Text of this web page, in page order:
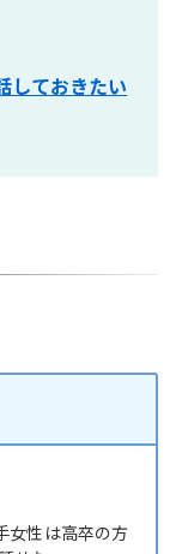
しておきたい
女性は高卒の方